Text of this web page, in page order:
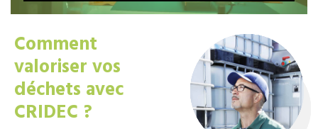
Comment
valoriser vos
déchets avec
CRIDEC ?